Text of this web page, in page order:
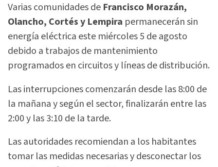
Varias comunidades de Francisco Morazán,
Olancho, Cortés y Lempira permanecerán sin
energía eléctrica este miércoles 5 de agosto
debido a trabajos de mantenimiento
programados en circuitos y líneas de distribución.
Las interrupciones comenzarán desde las 8:00 de
la mañana y según el sector, finalizarán entre las
2:00 y las 3:10 de la tarde.
Las autoridades recomiendan a los habitantes
tomar las medidas necesarias y desconectar los